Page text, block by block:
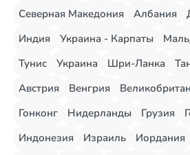
Северная Македония
Албания
Индия
Украина - Карпаты
Тунис
Украина Шри-Ланка
Австрия
Венгрия
Гонконг
Нидерланды Грузия
Индонезия
Израиль Иордания